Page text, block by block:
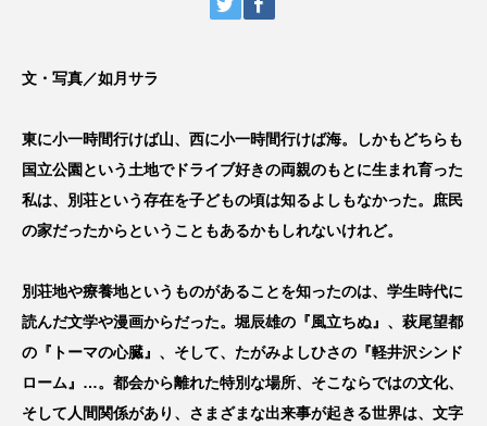
文・写真／如月サラ
東に小一時間行けば山、西に小一時間行けば海。しかもどちらも
国立公園という土地でドライブ好きの両親のもとに生まれ育った
私は、別荘という存在を子どもの頃は知るよしもなかった。庶民
の家だったからということもあるかもしれないけれど。
別荘地や療養地というものがあることを知ったのは、学生時代に
読んだ文学や漫画からだった。堀辰雄の『風立ちぬ』、萩尾望都
の『トーマの心臓』、そして、たがみよしひさの『軽井沢シンド
ローム』…。都会から離れた特別な場所、そこならではの文化、
そして人間関係があり、さまざまな出来事が起きる世界は、文字